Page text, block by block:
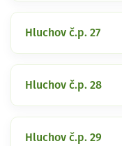
Hluchov č.p. 27
Hluchov č.p. 28
Hluchov č.p. 29